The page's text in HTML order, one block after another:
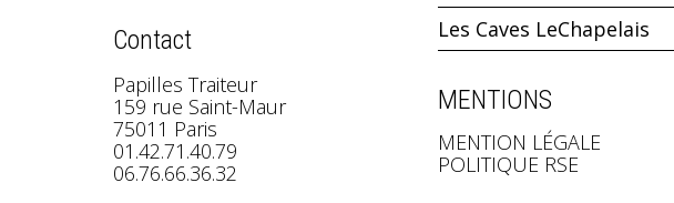
Contact
Papilles Traiteur
159 rue Saint-Maur
75011 Paris
01.42.71.40.79
06.76.66.36.32
Les Caves LeChapelais
MENTIONS
MENTION LÉGALE
POLITIQUE RSE